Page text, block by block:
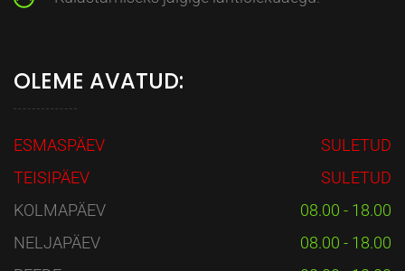
OLEME AVATUD:
ESMASPÄEV
SULETUD
TEISIPÄEV
SULETUD
KOLMAPÄEV
08.00 - 18.00
NELJAPÄEV
08.00 - 18.00